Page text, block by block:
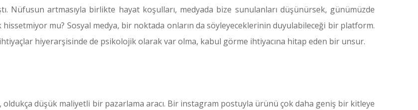
Nüfusun artmasıyla birlikte hayat koşulları, medyada bize sunulanları düşünürsek, günümüzde
mu? Sosyal medya, bir noktada onların da söyleyeceklerinin duyulabileceği bir platform.
ihtiyaçlar hiyerarşisinde de psikolojik olarak var olma, kabul görme ihtiyacına hitap eden bir unsur.
oldukça düşük maliyetli bir pazarlama aracı. Bir instagram postuyla ürünü çok daha geniş bir kitleye